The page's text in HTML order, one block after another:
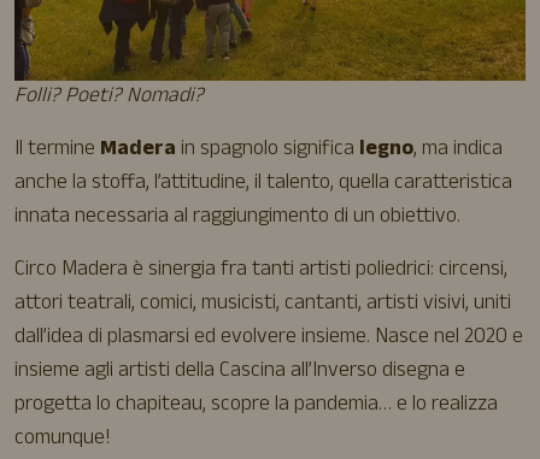
Folli? Poeti? Nomadi?
Il termine Madera in spagnolo significa legno, ma indica
anche la stoffa, l’attitudine, il talento, quella caratteristica
innata necessaria al raggiungimento di un obiettivo.
Circo Madera è sinergia fra tanti artisti poliedrici: circensi,
attori teatrali, comici, musicisti, cantanti, artisti visivi, uniti
dall’idea di plasmarsi ed evolvere insieme. Nasce nel 2020 e
insieme agli artisti della Cascina all’Inverso disegna e
progetta lo chapiteau, scopre la pandemia… e lo realizza
comunque!